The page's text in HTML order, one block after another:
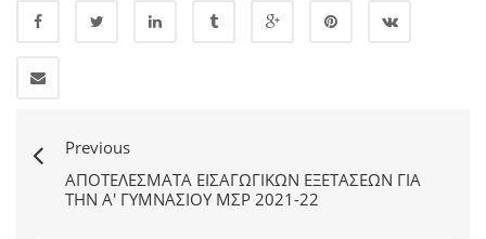
Previous
ΑΠΟΤΕΛΈΣΜΑΤΑ ΕΙΣΑΓΩΓΙΚΏΝ ΕΞΕΤΆΣΕΩΝ ΓΙΑ
ΤΗΝ Α' ΓΥΜΝΑΣΊΟΥ ΜΣΡ 2021-22